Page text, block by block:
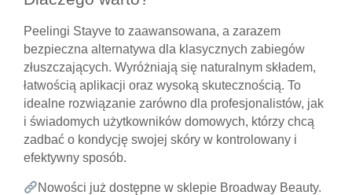
Peelingi Stayve to zaawansowana, a zarazem
bezpieczna alternatywa dla klasycznych zabiegów
złuszczających. Wyróżniają się naturalnym składem,
łatwością aplikacji oraz wysoką skutecznością. To
idealne rozwiązanie zarówno dla profesjonalistów, jak
i świadomych użytkowników domowych, którzy chcą
zadbać o kondycję swojej skóry w kontrolowany i
efektywny sposób.
Nowości już dostępne w sklepie Broadway Beauty.